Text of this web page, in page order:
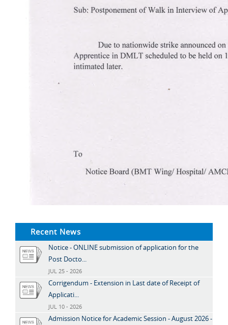
Recent News
Notice - ONLINE submission of application for the
Post Docto...
JUL 25 - 2026
Corrigendum - Extension in Last date of Receipt of
Applicati...
JUL 10 - 2026
Admission Notice for Academic Session - August 2026 -